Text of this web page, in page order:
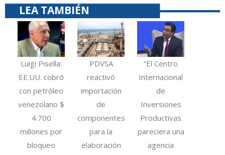
LEA TAMBIÉN
Luigi Pisella:
EE.UU. cobró
con petróleo
venezolano $
4.700
millones por
bloqueo
PDVSA
reactivó
importación
de
componentes
para la
elaboración
“El Centro
Internacional
de
Inversiones
Productivas
pareciera una
agencia